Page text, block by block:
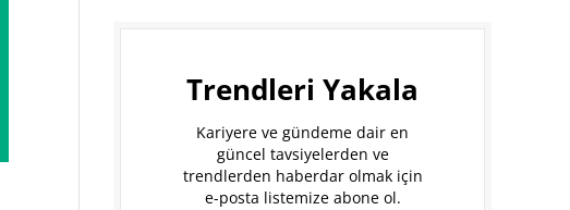
Trendleri Yakala
Kariyere ve gündeme dair en
güncel tavsiyelerden ve
trendlerden haberdar olmak için
e-posta listemize abone ol.